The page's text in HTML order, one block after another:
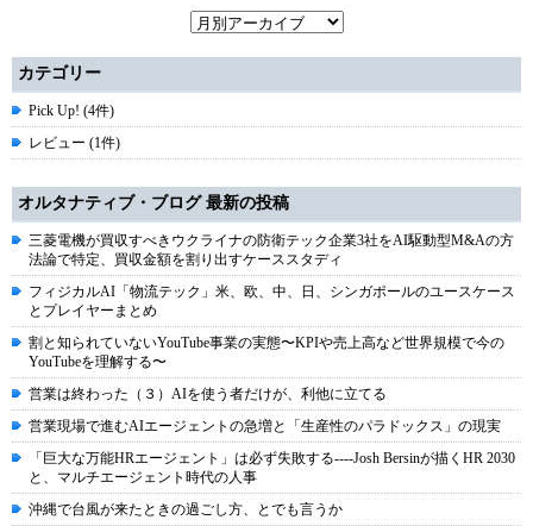
カテゴリー
Pick Up! (4件)
レビュー (1件)
オルタナティブ・ブログ 最新の投稿
三菱電機が買収すべきウクライナの防衛テック企業3社をAI駆動型M&Aの方
法論で特定、買収金額を割り出すケーススタディ
フィジカルAI「物流テック」米、欧、中、日、シンガポールのユースケース
とプレイヤーまとめ
割と知られていないYouTube事業の実態〜KPIや売上高など世界規模で今の
YouTubeを理解する〜
営業は終わった（３）AIを使う者だけが、利他に立てる
営業現場で進むAIエージェントの急増と「生産性のパラドックス」の現実
「巨大な万能HRエージェント」は必ず失敗する----Josh Bersinが描くHR 2030
と、マルチエージェント時代の人事
沖縄で台風が来たときの過ごし方、とでも言うか